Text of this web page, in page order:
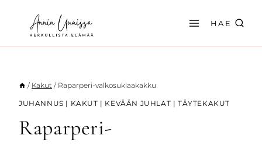
sisältöön
HAE
/ Kakut / Raparperi-valkosuklaakakku
JUHANNUS | KAKUT | KEVÄÄN JUHLAT |TÄYTEKAKUT
Raparperi-